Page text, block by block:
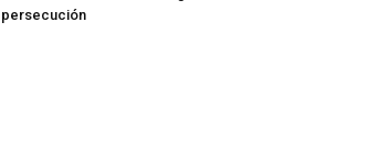
persecución